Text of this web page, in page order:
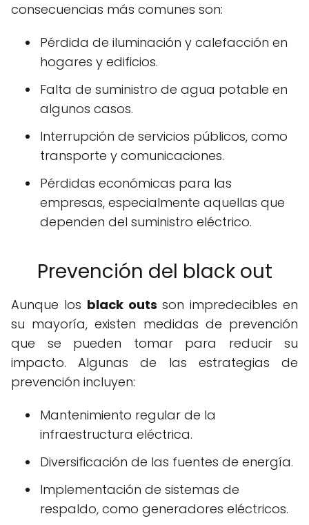
consecuencias más comunes son:
Pérdida de iluminación y calefacción en
hogares y edificios.
Falta de suministro de agua potable en
algunos casos.
Interrupción de servicios públicos, como
transporte y comunicaciones.
Pérdidas económicas para las
empresas, especialmente aquellas que
dependen del suministro eléctrico.
Prevención del black out
Aunque los black outs son impredecibles en
su mayoría, existen medidas de prevención
que se pueden tomar para reducir su
impacto. Algunas de las estrategias de
prevención incluyen:
Mantenimiento regular de la
infraestructura eléctrica.
Diversificación de las fuentes de energía.
Implementación de sistemas de
respaldo, como generadores eléctricos.